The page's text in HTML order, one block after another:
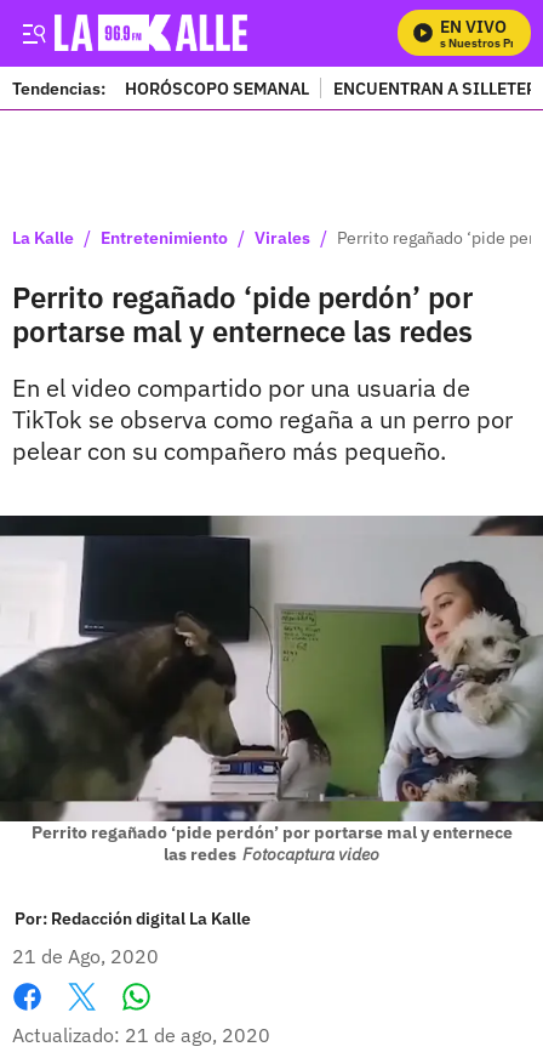
EN VIVO
Mira Todos Nuestros
Tendencias: HORÓSCOPO SEMANAL ENCUENTRAN A
La Kalle / Entretenimiento / Virales / Perrito regañado ‘pide
Perrito regañado ‘pide perdón’ por
portarse mal y enternece las redes
En el video compartido por una usuaria de
TikTok se observa como regaña a un perro por
pelear con su compañero más pequeño.
Perrito regañado ‘pide perdón’ por portarse mal y enternece
las redes Fotocaptura video
Por: Redacción digital La Kalle
21 de Ago, 2020
Facebook
X
Actualizado: 21 de ago, 2020